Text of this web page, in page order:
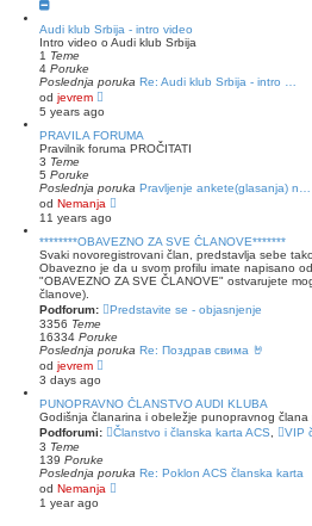
Audi klub Srbija - intro video
Intro video o Audi klub Srbija
1 Teme
4 Poruke
Poslednja poruka Re: Audi klub Srbija - intro …
od jevrem
e
g
l
p
s
l
e
d
n
j
p
o
u
k
5 years ago
PRAVILA FORUMA
Pravilnik foruma PROČITATI
3 Teme
5 Poruke
Poslednja poruka Pravljenje ankete(glasanja) n…
od Nemanja
g
l
e
d
o
s
e
d
p
o
r
e
11 years ago
********OBAVEZNO ZA SVE ČLANOVE*******
Svaki novoregistrovani član, predstavlja sebe
Obavezno je da u svom profilu imate napisano
"OBAVEZNO ZA SVE ČLANOVE" ostvarujete
članove).
Podforum:
Predstavite se - objasnjenje
3356 Teme
16334 Poruke
Poslednja poruka Re: Поздрав свима 🤘
od jevrem
g
l
e
d
s
l
3 days ago
PUNOPRAVNO ČLANSTVO AUDI KLUBA
Godišnja članarina i obeležje punopravnog člana
Podforumi:
Članstvo i članska karta ACS
VIP
3 Teme
139 Poruke
Poslednja poruka Re: Poklon ACS članska karta
od Nemanja
1 year ago